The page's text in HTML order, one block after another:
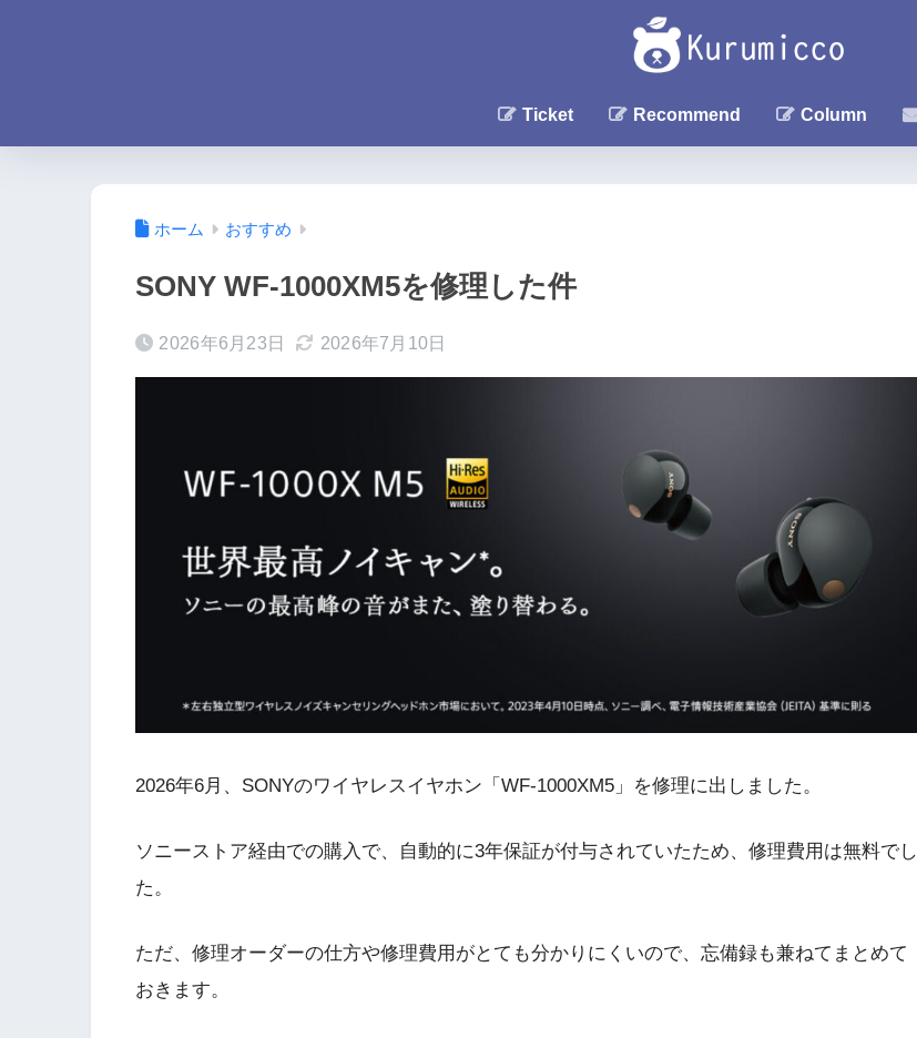
Ticket Recommend Column
ホーム おすすめ
SONY WF-1000XM5を修理した件
2026年6月23日 2026年7月10日
2026年6月、SONYのワイヤレスイヤホン「WF-1000XM5」を修理に出しました。
ソニーストア経由での購入で、自動的に3年保証が付与されていたため、修理費用は無料でし
た。
ただ、修理オーダーの仕方や修理費用がとても分かりにくいので、忘備録も兼ねてまとめて
おきます。